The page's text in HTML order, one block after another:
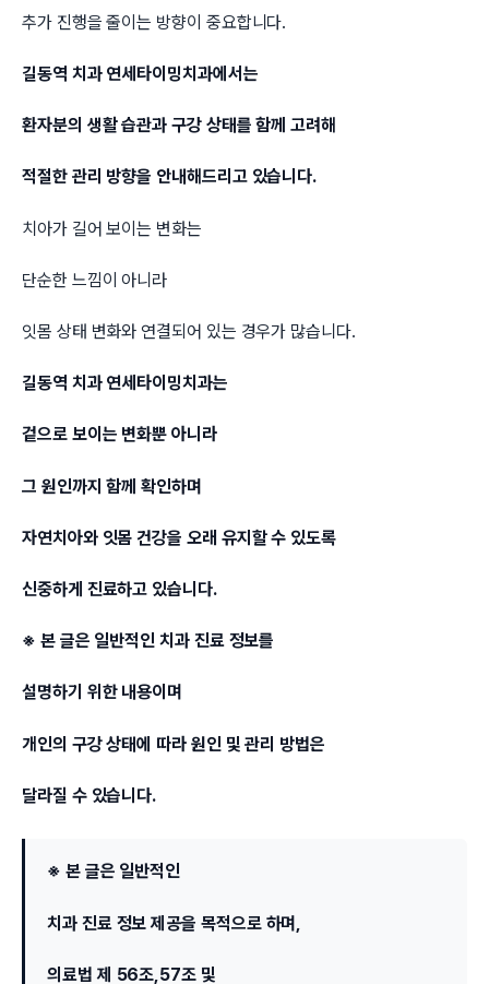
추가 진행을 줄이는 방향이 중요합니다.
길동역 치과 연세타이밍치과에서는
환자분의 생활 습관과 구강 상태를 함께 고려해
적절한 관리 방향을 안내해드리고 있습니다.
치아가 길어 보이는 변화는
단순한 느낌이 아니라
잇몸 상태 변화와 연결되어 있는 경우가 많습니다.
길동역 치과 연세타이밍치과는
겉으로 보이는 변화뿐 아니라
그 원인까지 함께 확인하며
자연치아와 잇몸 건강을 오래 유지할 수 있도록
신중하게 진료하고 있습니다.
※ 본 글은 일반적인 치과 진료 정보를
설명하기 위한 내용이며
개인의 구강 상태에 따라 원인 및 관리 방법은
달라질 수 있습니다.
※ 본 글은 일반적인
치과 진료 정보 제공을 목적으로 하며,
의료법 제 56조,57조 및